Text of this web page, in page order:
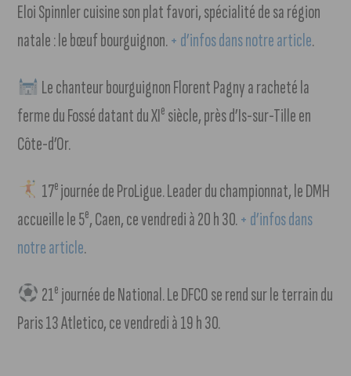
Eloi Spinnler cuisine son plat favori, spécialité de sa région
natale : le bœuf bourguignon.+ d’infos dans notre article.
Le chanteur bourguignon Florent Pagny a racheté la
ferme du Fossé datant du XIe siècle, près d’Is-sur-Tille en
Côte-d’Or.
17ejournée de ProLigue. Leader du championnat, le DMH
accueille le 5e, Caen, ce vendredi à 20 h 30.+ d’infos dans
notre article.
21e journée de National. Le DFCO se rend sur le terrain du
Paris 13 Atletico, ce vendredi à 19 h 30.